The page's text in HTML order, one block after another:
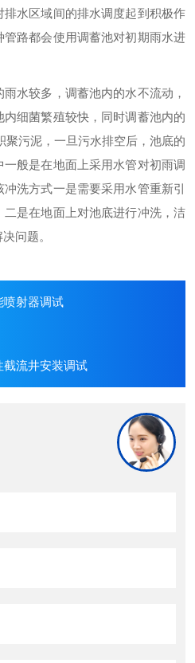
水区域间的排水调度起到积极作
路都会使用调蓄池对初期雨水进
水较多，调蓄池内的水不流动，
细菌繁殖较快，同时调蓄池内的
污泥，一旦污水排空后，池底的
般是在地面上采用水管对初雨调
洗方式一是需要采用水管重新引
二是在地面上对池底进行冲洗，洁
问题。
喷射器调试
截流井安装调试